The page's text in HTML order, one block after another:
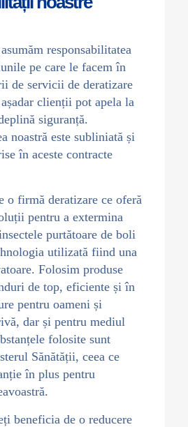
responsabilitatea
pe care le facem în
de servicii de deratizare
clienții pot apela la
siguranță.
noastră este subliniată și
în aceste contracte
o firmă deratizare ce oferă
pentru a extermina
purtătoare de boli
utilizată fiind una
Folosim produse
de top, eficiente și în
pentru oameni și
dar și pentru mediul
folosite sunt
Sănătății, ceea ce
în plus pentru
beneficia de o reducere